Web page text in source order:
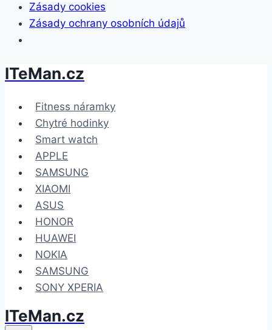
Zásady cookies
Zásady ochrany osobních údajů
Přeskočit
obsah
ITeMan.cz
Fitness náramky
Chytré hodinky
Smart watch
APPLE
SAMSUNG
XIAOMI
ASUS
HONOR
HUAWEI
NOKIA
SAMSUNG
SONY XPERIA
ITeMan.cz